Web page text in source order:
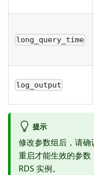
long_query_time
log_output
提示
修改参数组后，请
重启才能生效的参
RDS 实例。